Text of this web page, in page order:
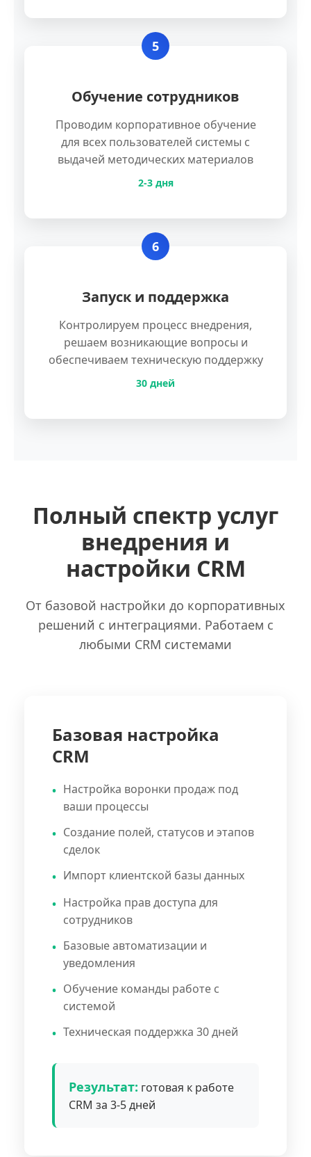
5
Обучение сотрудников
Проводим корпоративное обучение
для всех пользователей системы с
выдачей методических материалов
2-3 дня
6
Запуск и поддержка
Контролируем процесс внедрения,
решаем возникающие вопросы и
обеспечиваем техническую поддержку
30 дней
Полный спектр услуг
внедрения и
настройки CRM
От базовой настройки до корпоративных
решений с интеграциями. Работаем с
любыми CRM системами
Базовая настройка
CRM
Настройка воронки продаж под
ваши процессы
Создание полей, статусов и этапов
сделок
Импорт клиентской базы данных
Настройка прав доступа для
сотрудников
Базовые автоматизации и
уведомления
Обучение команды работе с
системой
Техническая поддержка 30 дней
Результат: готовая к работе
CRM за 3-5 дней